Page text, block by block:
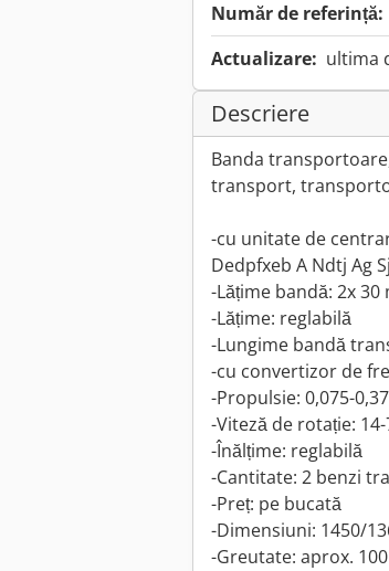
Număr de referință:
Actualizare: ultima
Descriere
Banda
transport,
-cu unitate de
Dedpfxeb A Ndtj Ag
-Lățime bandă: 2x 30
-Lățime: reglabilă
-Lungime bandă
-cu convertizor de
-Propulsie: 0,075-
-Viteză de rotație:
-Înălțime: reglabilă
-Cantitate: 2 benzi
-Preț: pe bucată
-Dimensiuni: 1450/
-Greutate: aprox.